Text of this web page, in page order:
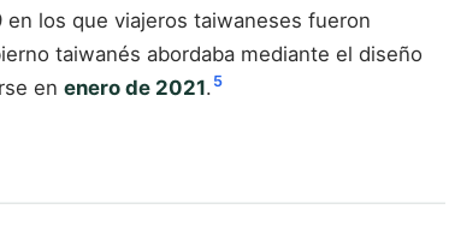
en los que viajeros taiwaneses fueron
taiwanés abordaba mediante el diseño
en enero de 2021. 5